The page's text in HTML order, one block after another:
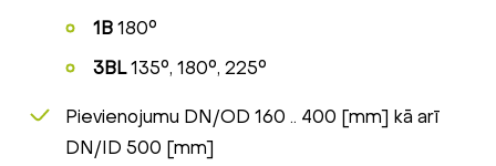
1B 180°
3BL135°, 180°, 225°
Pievienojumu DN/OD 160 .. 400 [mm] kā arī
DN/ID 500 [mm]